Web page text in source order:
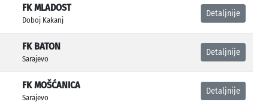
FK MLADOST
Doboj Kakanj
Detaljnije
FK BATON
Sarajevo
Detaljnije
FK MOŠĆANICA
Sarajevo
Detaljnije